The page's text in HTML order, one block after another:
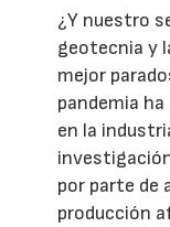
¿Y nuestro
geotecnia y
mejor
pandemia
en la
por parte de
producción